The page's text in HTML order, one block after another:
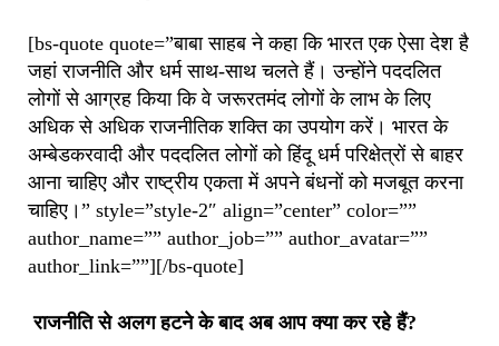
[bs-quote quote=”बाबा साहब ने कहा कि भारत एक ऐसा देश है
जहां राजनीति और धर्म साथ-साथ चलते हैं। उन्होंने पददलित
लोगों से आग्रह किया कि वे जरूरतमंद लोगों के लाभ के लिए
अधिक से अधिक राजनीतिक शक्ति का उपयोग करें। भारत के
अम्बेडकरवादी और पददलित लोगों को हिंदू धर्म परिक्षेत्रों से बाहर
आना चाहिए और राष्ट्रीय एकता में अपने बंधनों को मजबूत करना
चाहिए।” style=”style-2″ align=”center” color=””
author_name=”” author_job=”” author_avatar=””
author_link=””][/bs-quote]
राजनीति से अलग हटने के बाद अब आप क्या कर रहे हैं?